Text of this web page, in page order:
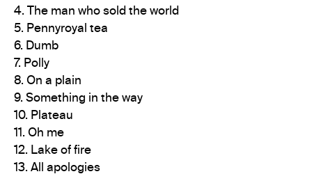
4. The man who sold the world
5. Pennyroyal tea
6. Dumb
7. Polly
8. On a plain
9. Something in the way
10. Plateau
11. Oh me
12. Lake of fire
13. All apologies